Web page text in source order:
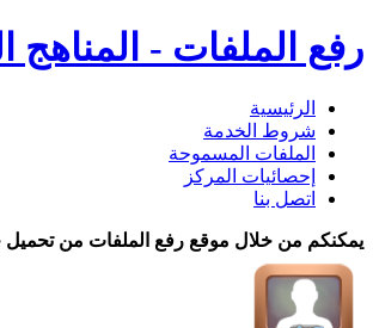
رفع الملفات - المناهج
الرئيسية
شروط الخدمة
الملفات المسموحة
إحصائيات المركز
اتصل بنا
يمكنكم من خلال موقع رفع الملفات من تحميل